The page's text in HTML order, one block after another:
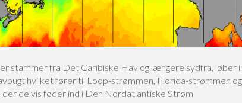
stammer fra Det Caribiske Hav og længere sydfra, løber
hvilket fører til Loop-strømmen, Florida-strømmen og
delvis føder ind i Den Nordatlantiske Strøm